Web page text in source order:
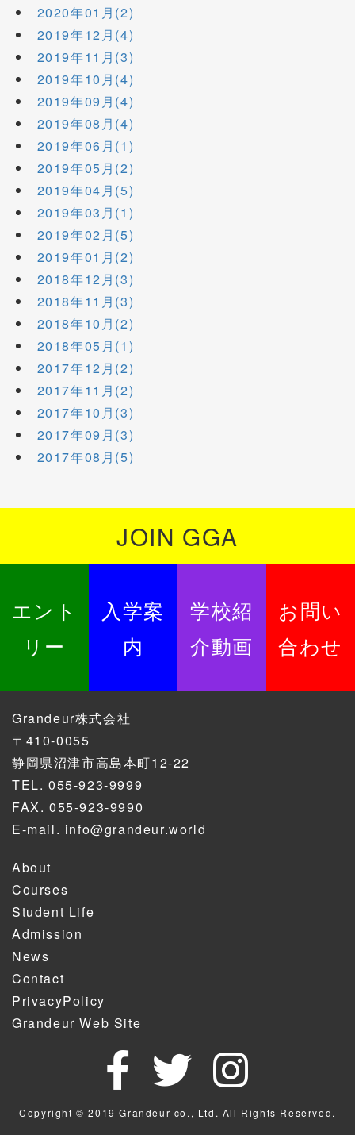
2020年01月(2)
2019年12月(4)
2019年11月(3)
2019年10月(4)
2019年09月(4)
2019年08月(4)
2019年06月(1)
2019年05月(2)
2019年04月(5)
2019年03月(1)
2019年02月(5)
2019年01月(2)
2018年12月(3)
2018年11月(3)
2018年10月(2)
2018年05月(1)
2017年12月(2)
2017年11月(2)
2017年10月(3)
2017年09月(3)
2017年08月(5)
JOIN GGA
エント
リー
入学案
内
学校紹
介動画
お問い
合わせ
Grandeur株式会社
〒410-0055
静岡県沼津市高島本町12-22
TEL. 055-923-9999
FAX. 055-923-9990
E-mail. info@grandeur.world
About
Courses
Student Life
Admission
News
Contact
PrivacyPolicy
Grandeur Web Site
Copyright © 2019 Grandeur co., Ltd. All Rights Reserved.